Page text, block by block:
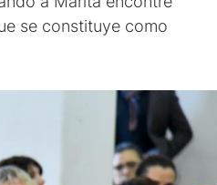
se constituye como